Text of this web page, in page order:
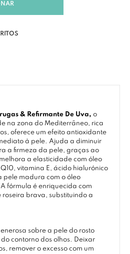
& Refirmante De Uva, o
na zona do Mediterrâneo, rica
oferece um efeito antioxidante
à pele. Ajuda a diminuir
a firmeza da pele, graças ao
a elasticidade com óleo
vitamina E, ácido hialurónico
pele madura com o óleo
fórmula é enriquecida com
brava, substituindo a
sobre a pele do rosto
contorno dos olhos. Deixar
remover o excesso com um